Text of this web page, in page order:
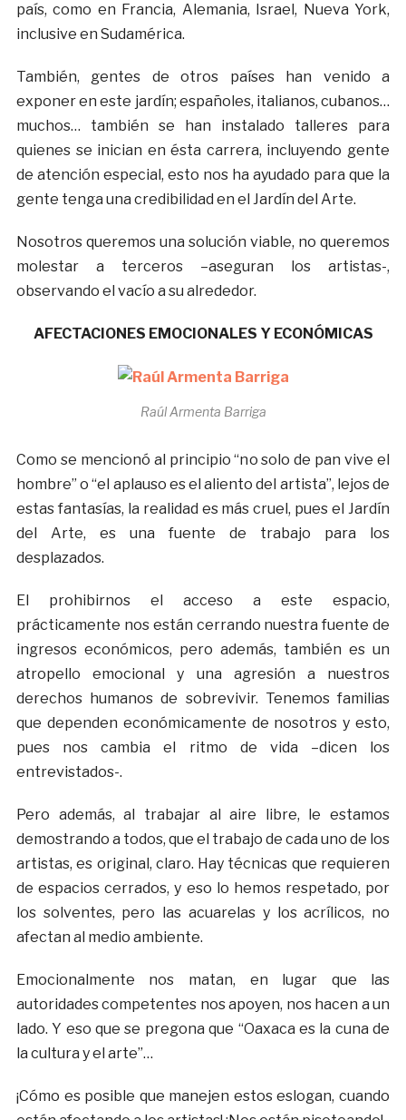
país, como en Francia, Alemania, Israel, Nueva York,
inclusive en Sudamérica.
También, gentes de otros países han venido a
exponer en este jardín; españoles, italianos, cubanos…
muchos… también se han instalado talleres para
quienes se inician en ésta carrera, incluyendo gente
de atención especial, esto nos ha ayudado para que la
gente tenga una credibilidad en el Jardín del Arte.
Nosotros queremos una solución viable, no queremos
molestar a terceros –aseguran los artistas-,
observando el vacío a su alrededor.
AFECTACIONES EMOCIONALES Y ECONÓMICAS
Raúl Armenta Barriga
Como se mencionó al principio “no solo de pan vive el
hombre” o “el aplauso es el aliento del artista”, lejos de
estas fantasías, la realidad es más cruel, pues el Jardín
del Arte, es una fuente de trabajo para los
desplazados.
El prohibirnos el acceso a este espacio,
prácticamente nos están cerrando nuestra fuente de
ingresos económicos, pero además, también es un
atropello emocional y una agresión a nuestros
derechos humanos de sobrevivir. Tenemos familias
que dependen económicamente de nosotros y esto,
pues nos cambia el ritmo de vida –dicen los
entrevistados-.
Pero además, al trabajar al aire libre, le estamos
demostrando a todos, que el trabajo de cada uno de los
artistas, es original, claro. Hay técnicas que requieren
de espacios cerrados, y eso lo hemos respetado, por
los solventes, pero las acuarelas y los acrílicos, no
afectan al medio ambiente.
Emocionalmente nos matan, en lugar que las
autoridades competentes nos apoyen, nos hacen a un
lado. Y eso que se pregona que “Oaxaca es la cuna de
la cultura y el arte”…
¡Cómo es posible que manejen estos eslogan, cuando